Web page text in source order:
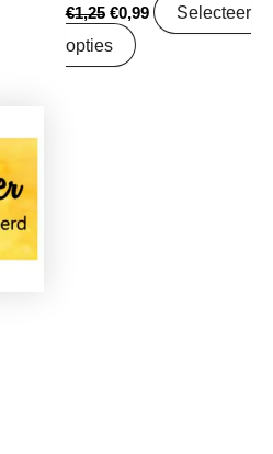
€1,25 €0,99
Selecteer
opties